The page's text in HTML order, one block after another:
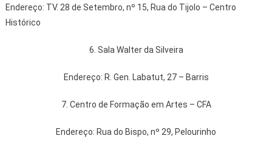
Endereço: TV. 28 de Setembro, nº 15, Rua do Tijolo – Centro
Histórico
6. Sala Walter da Silveira
Endereço: R. Gen. Labatut, 27 – Barris
7. Centro de Formação em Artes – CFA
Endereço: Rua do Bispo, nº 29, Pelourinho